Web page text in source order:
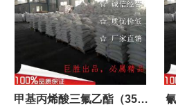
甲基丙烯酸三氟乙酯（352-